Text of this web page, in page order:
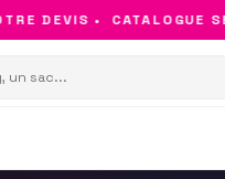
DEVIS • CATALOGUE